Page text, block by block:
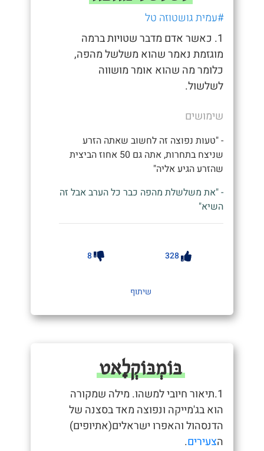
#עמית גושטוזה טל
1. כאשר אדם מדבר שטויות ברמה
מוגזמת נאמר שהוא משלשל מהפה,
כלומר מה שהוא אומר מושווה
לשלשול.
שימושים
- "טעות נפוצה זה לחשוב שאתה הזרע
שניצח בתחרות, אתה גם 50 אחוז הביצית
שהזרע הגיע אליה"
- "את משלשלת מהפה כבר כל הערב אבל זה
השיא"
328
8
שיתוף
בּוֹמְבּוֹקְלָאט
1.תיאור חיובי למשהו. מילה שמקורה
הוא בג'מייקה ונפוצה מאד בסצנה של
הדנסהול והאפרו ישראלים(אתיופים)
הצעירים.